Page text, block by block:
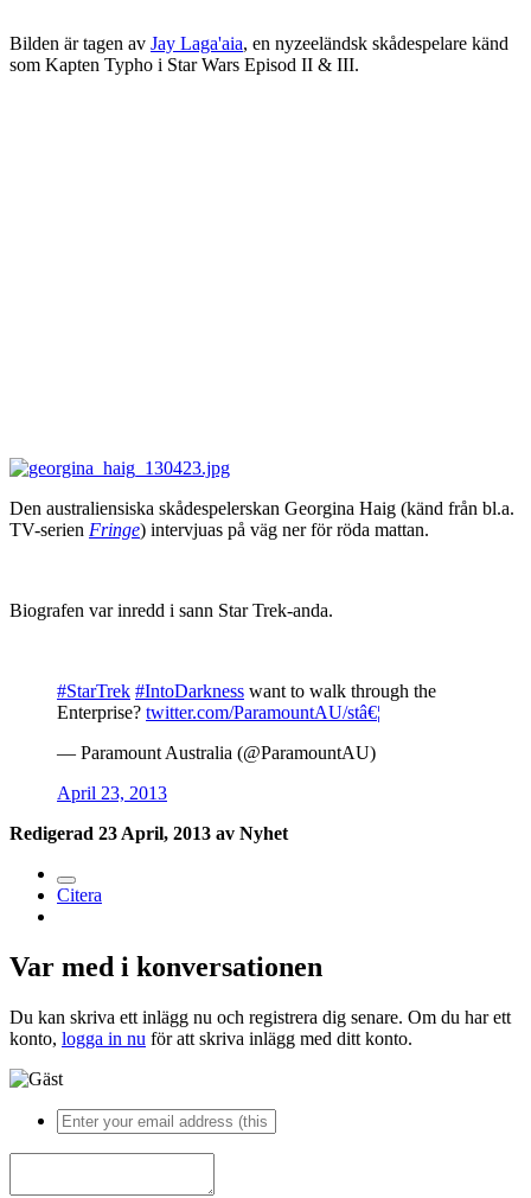
Bilden är tagen av Jay Laga'aia, en nyzeeländsk skådespelare känd
som Kapten Typho i Star Wars Episod II & III.
Den australiensiska skådespelerskan Georgina Haig (känd från bl.a.
TV-serien Fringe) intervjuas på väg ner för röda mattan.
Biografen var inredd i sann Star Trek-anda.
#StarTrek #IntoDarkness want to walk through the
Enterprise? twitter.com/ParamountAU/stâ€¦
— Paramount Australia (@ParamountAU)
April 23, 2013
Redigerad 23 April, 2013 av Nyhet
Citera
Var med i konversationen
Du kan skriva ett inlägg nu och registrera dig senare. Om du har ett
konto, logga in nu för att skriva inlägg med ditt konto.